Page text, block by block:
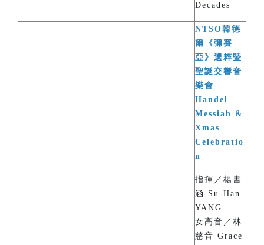
Decades
NTSO韓德
爾《彌賽
亞》選粹暨
聖誕交響音
樂會
Handel
Messiah &
Xmas
Celebratio
n
指揮／楊書
涵 Su-Han
YANG
女高音／林
慈音 Grace